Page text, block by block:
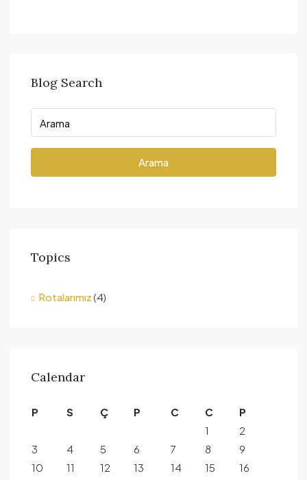
Blog Search
Arama
Topics
Rotalarımız (4)
Calendar
P S Ç P C C
P
1
2
3
4 5 6 7 8
9
10
11 12 13 14 15
16